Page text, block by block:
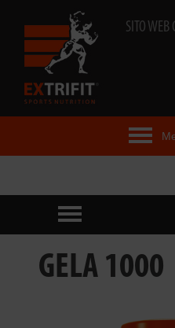
SITO WEB
PRODOTTI
PRODOTTI TECNOLOGIA
GELA 1000